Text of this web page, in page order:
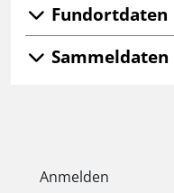
Fundortdaten
Sammeldaten
Anmelden